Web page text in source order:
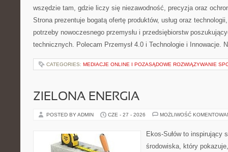
wszędzie tam, gdzie liczy się niezawodność, precyzja oraz
Strona prezentuje bogatą ofertę produktów, usług oraz
potrzeby nowoczesnego przemysłu i przedsiębiorstw
technicznych. Polecam Przemysł 4.0 i Technologie i Innowacje.
CATEGORIES: MEDIACJE ONLINE I POZASĄDOWE ROZWIĄZYWANIE
ZIELONA ENERGIA
POSTED BY ADMIN CZE - 27 - 2026 MOŻLIWOŚĆ
Ekos-Sułów to inspirujący
środowiska, który